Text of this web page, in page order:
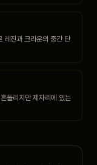
레진과 크라운의 중간 단
들리지만 제자리에 있는